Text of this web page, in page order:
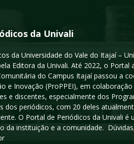
da Univali
da Universidade do Vale do Itajaí –
Editora da Univali. Até 2022, o
do Campus Itajaí passou a
e Inovação (ProPPEI), em
e discentes, especialmente dos
dos periódicos, com 20 deles
O Portal de Periódicos da Univali
da instituição e a comunidade.